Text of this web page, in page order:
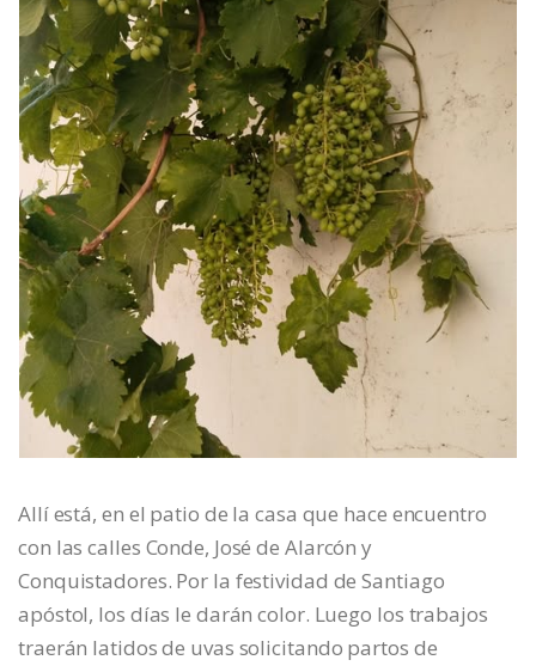
Allí está, en el patio de la casa que hace encuentro
con las calles Conde, José de Alarcón y
Conquistadores. Por la festividad de Santiago
apóstol, los días le darán color. Luego los trabajos
traerán latidos de uvas solicitando partos de